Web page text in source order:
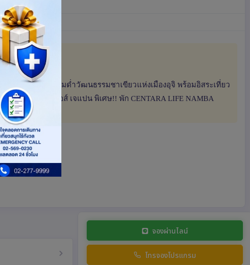
ามสำเร็จ และดื่มด่ำวัฒนธรรมชาเขียวแห่งเมืองอุจิ พร้อมอิสระเที่ยว
เวอร์แซล สตูดิโอส์ เจแปน พิเศษ!! พัก CENTARA LIFE NAMBA
จองผ่านไลน์
โทรจองโปรแกรม